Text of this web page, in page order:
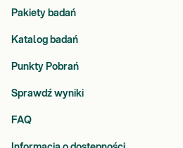
Pakiety badań
Katalog badań
Punkty Pobrań
Sprawdź wyniki
FAQ